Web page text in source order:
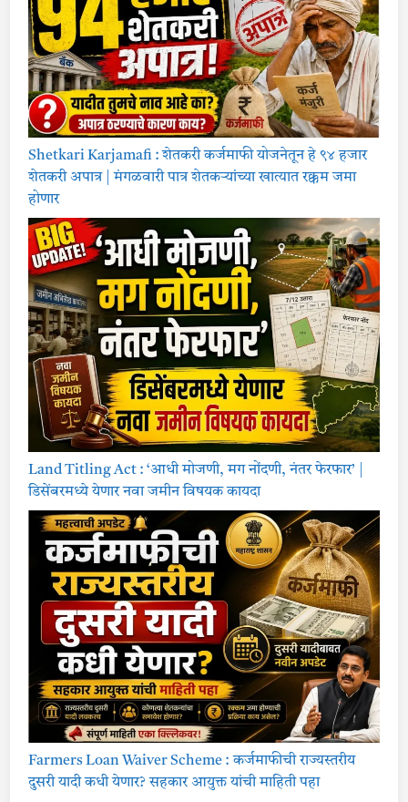
Shetkari Karjamafi : शेतकरी कर्जमाफी योजनेतून हे ९४ हजार
शेतकरी अपात्र | मंगळवारी पात्र शेतकऱ्यांच्या खात्यात रक्कम जमा
होणार
Land Titling Act : ‘आधी मोजणी, मग नोंदणी, नंतर फेरफार’ |
डिसेंबरमध्ये येणार नवा जमीन विषयक कायदा
Farmers Loan Waiver Scheme : कर्जमाफीची राज्यस्तरीय
दुसरी यादी कधी येणार? सहकार आयुक्त यांची माहिती पहा